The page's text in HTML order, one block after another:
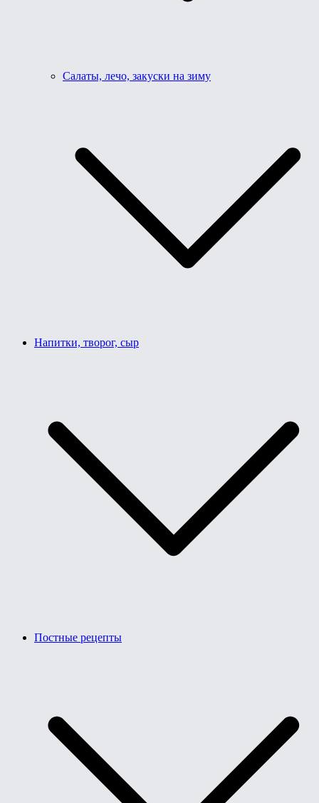
Салаты, лечо, закуски на зиму
Напитки, творог, сыр
Постные рецепты